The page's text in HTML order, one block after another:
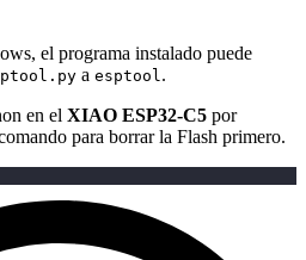
el programa instalado puede
a esptool .
en el XIAO ESP32-C5 por
para borrar la Flash primero.